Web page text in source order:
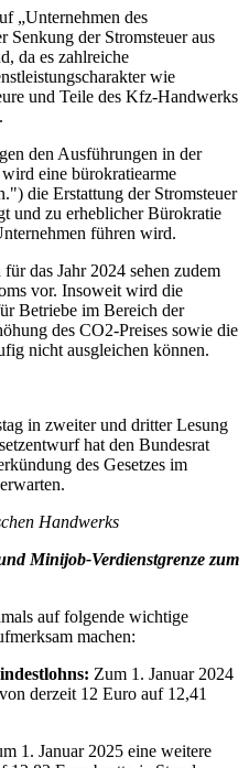
„Unternehmen des
Senkung der Stromsteuer aus
da es zahlreiche
wie
und Teile des Kfz-Handwerks
den Ausführungen in der
eine bürokratiearme
die Erstattung der Stromsteuer
und zu erheblicher Bürokratie
führen wird.
das Jahr 2024 sehen zudem
vor. Insoweit wird die
Betriebe im Bereich der
des CO2-Preises sowie die
nicht ausgleichen können.
in zweiter und dritter Lesung
hat den Bundesrat
des Gesetzes im
Handwerks
Minijob-Verdienstgrenze zum
auf folgende wichtige
machen:
Zum 1. Januar 2024
derzeit 12 Euro auf 12,41
1. Januar 2025 eine weitere